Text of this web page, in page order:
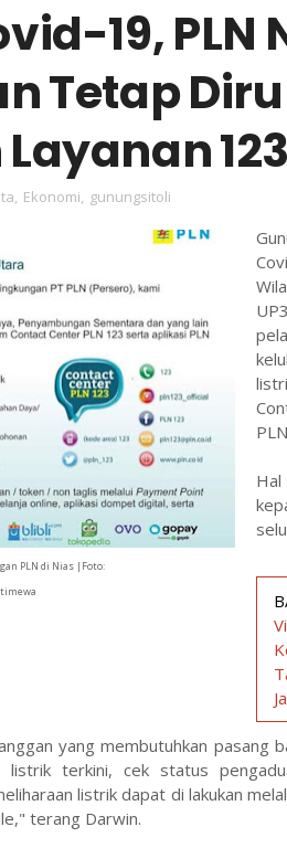
19, PLN
Tetap
123
Ekonomi gunungsitoli
PLN di Nias |Foto:
yang membutuhkan pasang
listrik terkini, cek status
listrik dapat di lakukan
terang Darwin.